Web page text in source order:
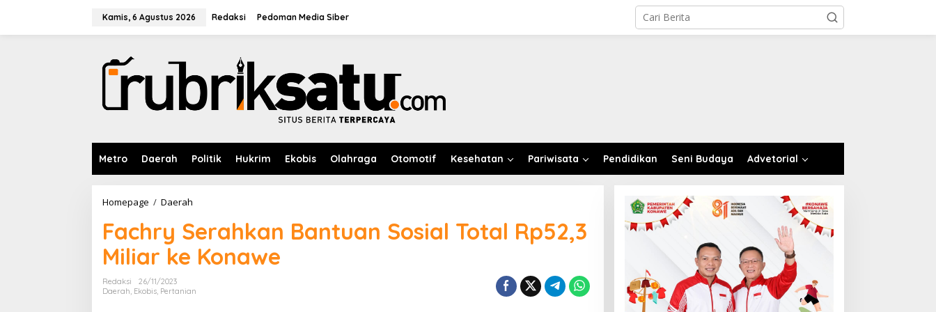
Kamis, 6 Agustus 2026 Redaksi Pedoman Media Siber
Metro Daerah Politik Hukrim Ekobis Olahraga Otomotif Kesehatan Pariwisata Pendidikan Seni Budaya Advetorial
Homepage / Daerah
c
h
e
Fachry Serahkan Bantuan Sosial Total Rp52,3
Miliar ke Konawe
Redaksi
26/11/2023
Daerah Ekobis Pertanian